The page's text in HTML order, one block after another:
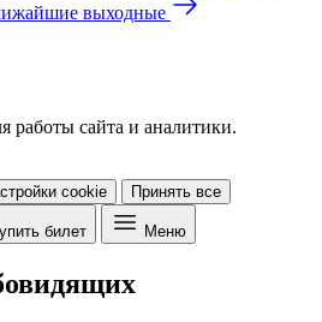
выходные
работы сайта и аналитики.
cookie Принять все
билет Меню